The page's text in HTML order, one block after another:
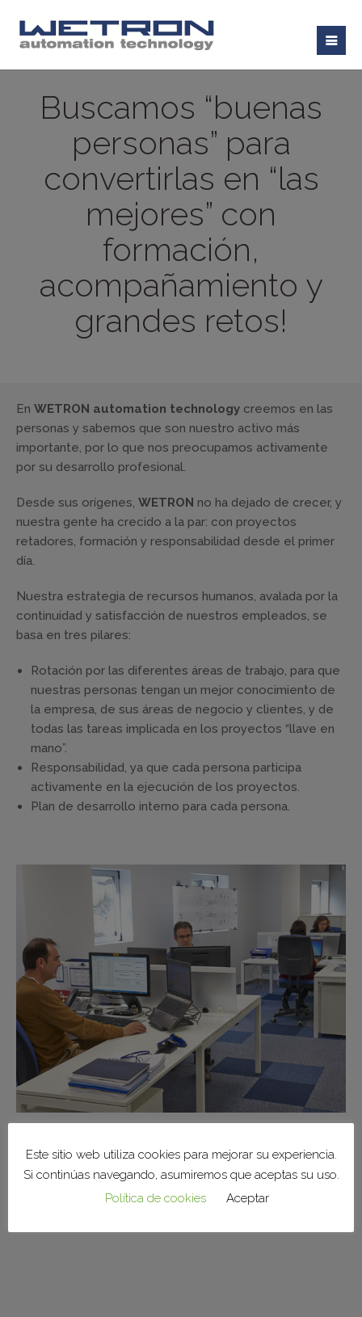
Buscamos “buenas
personas” para
convertirlas en “las
mejores” con
formación,
acompañamiento y
grandes retos!
En WETRON automation technology creemos en las
personas y sabemos que son nuestro activo más
importante, por lo que nos preocupamos activamente
por su desarrollo profesional.
Desde sus orígenes, WETRON no ha dejado de crecer, y
nuestra gente ha crecido a la par: con proyectos
retadores, formación y responsabilidad desde el primer
día.
Nuestra estrategia de recursos humanos, avalada por la
continuidad y satisfacción de nuestros empleados, se
basa en tres pilares:
Rotación por las diferentes áreas de trabajo, para que
nuestras personas tengan un mejor conocimiento de
la empresa, de sus áreas de negocio y clientes, y de
todas las tareas implicada en los proyectos “llave en
mano”.
Responsabilidad, ya que cada persona participa
activamente en la ejecución de los proyectos.
Plan de desarrollo interno para cada persona.
Compruebe los perfiles profesionales en nuestras
Este sitio web utiliza cookies para mejorar su experiencia.
Si continúas navegando, asumiremos que aceptas su uso.
Política de cookies
Aceptar